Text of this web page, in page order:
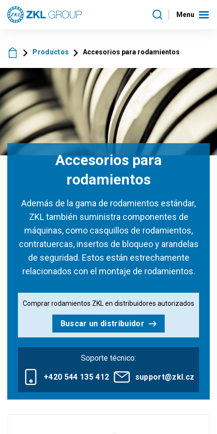
Menu
Productos Accesorios para rodamientos
Accesorios para
rodamientos
Además de la gama de rodamientos estándar,
ZKL también suministra componentes de
máquinas, como casquillos de rodamientos,
contratuercas, insertos de bloqueo y arandelas
de seguridad. Estos están estrechamente
relacionados con el montaje de rodamientos.
Comprar rodamientos ZKL en distribuidores autorizados
Buscar un distribuidor
Soporte técnico:
+420 544 135 412 support@zkl.cz